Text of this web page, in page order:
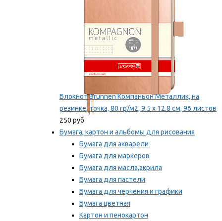
Блокнот Brunnen Компаньон Металлик, на
резинке, точка, 80 гр/м2, 9.5 х 12.8 см, 96 листов
250 руб
Бумага, картон и альбомы для рисования
Бумага для акварели
Бумага для маркеров
Бумага для масла,акрила
Бумага для пастели
Бумага для черчения и графики
Бумага цветная
Картон и пенокартон